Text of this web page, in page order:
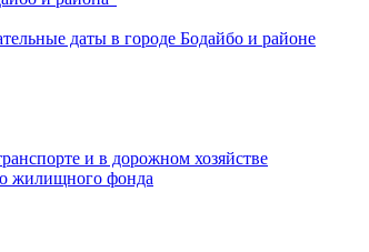
даты в городе Бодайбо и районе
и в дорожном хозяйстве
жилищного фонда